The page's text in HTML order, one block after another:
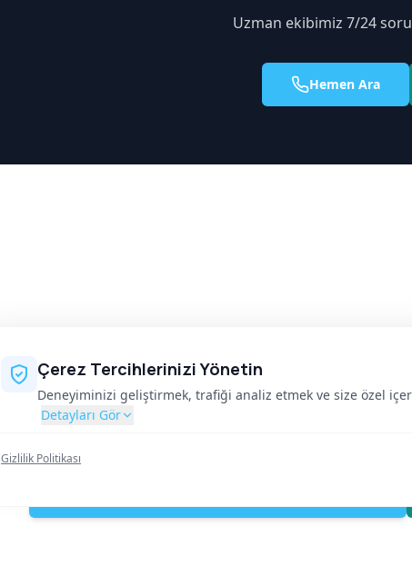
Uzman ekibimiz 7/24
Hemen Ara
Çerez Tercihlerinizi Yönetin
Deneyiminizi geliştirmek, trafiği analiz etmek ve size özel
Detayları Gör
Gizlilik Politikası